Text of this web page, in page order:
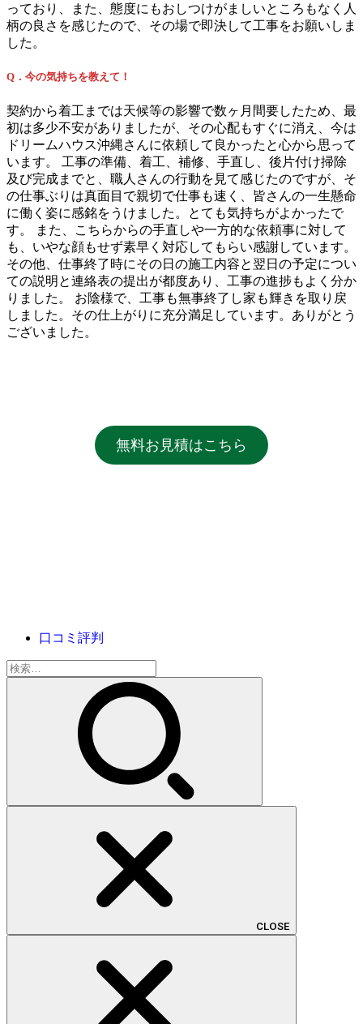
っており、また、態度にもおしつけがましいところもなく人
柄の良さを感じたので、その場で即決して工事をお願いしま
した。
Q．今の気持ちを教えて！
契約から着工までは天候等の影響で数ヶ月間要したため、最
初は多少不安がありましたが、その心配もすぐに消え、今は
ドリームハウス沖縄さんに依頼して良かったと心から思って
います。 工事の準備、着工、補修、手直し、後片付け掃除
及び完成までと、職人さんの行動を見て感じたのですが、そ
の仕事ぶりは真面目で親切で仕事も速く、皆さんの一生懸命
に働く姿に感銘をうけました。とても気持ちがよかったで
す。 また、こちらからの手直しや一方的な依頼事に対して
も、いやな顔もせず素早く対応してもらい感謝しています。
その他、仕事終了時にその日の施工内容と翌日の予定につい
ての説明と連絡表の提出が都度あり、工事の進捗もよく分か
りました。 お陰様で、工事も無事終了し家も輝きを取り戻
しました。その仕上がりに充分満足しています。ありがとう
ございました。
無料お見積はこちら
口コミ評判
検
索:
CLOSE